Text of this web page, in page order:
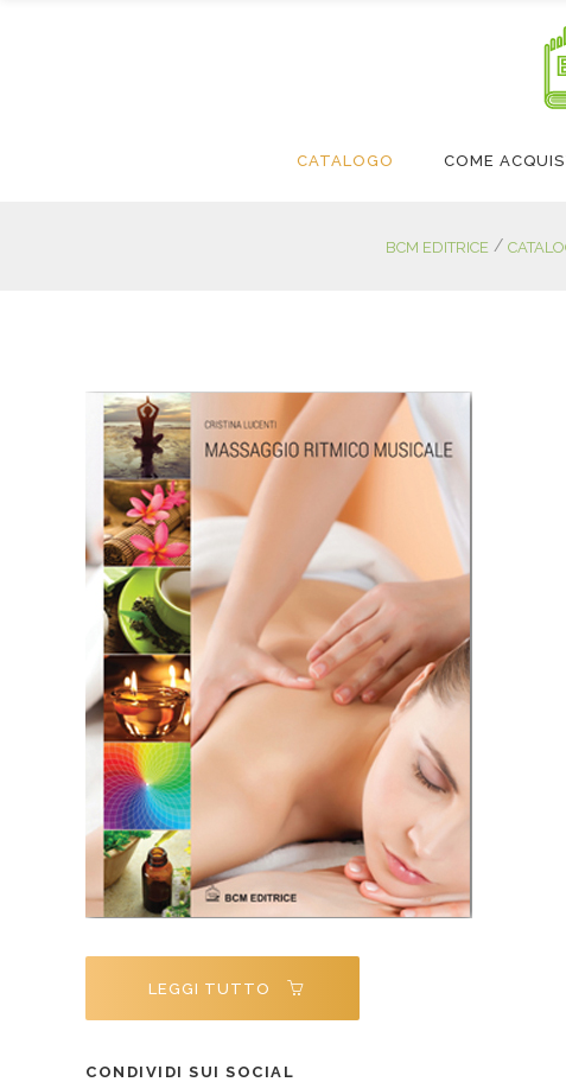
CATALOGO COME
BCM EDITRICE /
LEGGI TUTTO
CONDIVIDI SUI SOCIAL